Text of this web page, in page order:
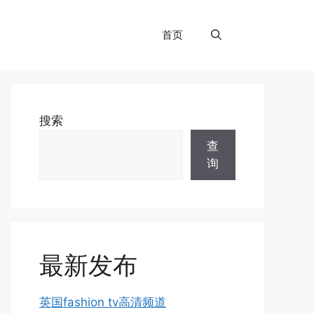
首页
搜索
查
询
最新发布
英国fashion tv高清频道